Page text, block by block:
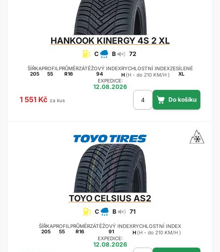
HANKOOK KINERGY 4S 2 XL
C B 72
ŠÍŘKA
205
PROFIL
55
PRŮMĚR
R16
ZÁTĚŽOVÝ INDEX
94
RYCHLOSTNÍ INDEX
H (H - do 210 KM/H )
ZESÍLENÉ
XL
EXPEDICE:
12.08.2026
1 551 Kč za kus
TOYOCELSIUS AS2
C B 71
ŠÍŘKA
205
PROFIL
55
PRŮMĚR
R16
ZÁTĚŽOVÝ INDEX
91
RYCHLOSTNÍ INDEX
H (H - do 210 KM/H )
EXPEDICE:
12.08.2026